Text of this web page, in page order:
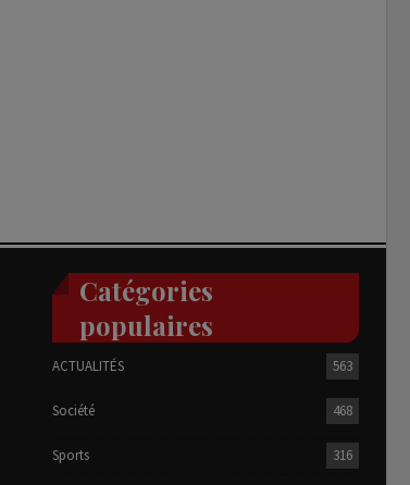
Catégories
populaires
ACTUALITÉS 563
Société 468
Sports 316